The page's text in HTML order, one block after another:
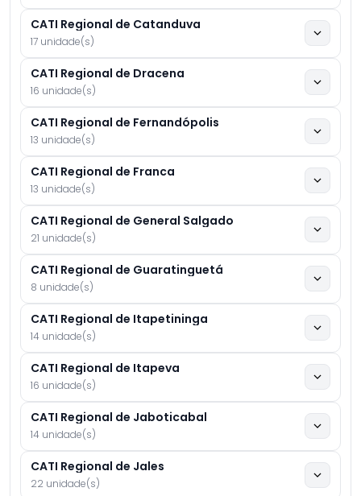
CATI Regional de Catanduva
17 unidade(s)
CATI Regional de Dracena
16 unidade(s)
CATI Regional de Fernandópolis
13 unidade(s)
CATI Regional de Franca
13 unidade(s)
CATI Regional de General Salgado
21 unidade(s)
CATI Regional de Guaratinguetá
8 unidade(s)
CATI Regional de Itapetininga
14 unidade(s)
CATI Regional de Itapeva
16 unidade(s)
CATI Regional de Jaboticabal
14 unidade(s)
CATI Regional de Jales
22 unidade(s)